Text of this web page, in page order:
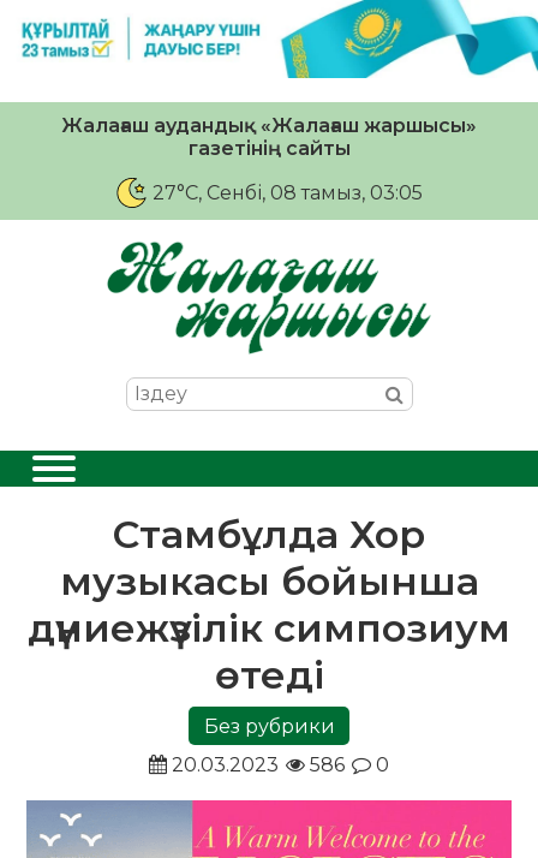
Жалағаш аудандық «Жалағаш жаршысы»
газетінің сайты
27°C, Сенбі, 08 тамыз, 03:05
Стамбұлда Хор
музыкасы бойынша
дүниежүзілік симпозиум
өтеді
Без рубрики
20.03.2023
586 0